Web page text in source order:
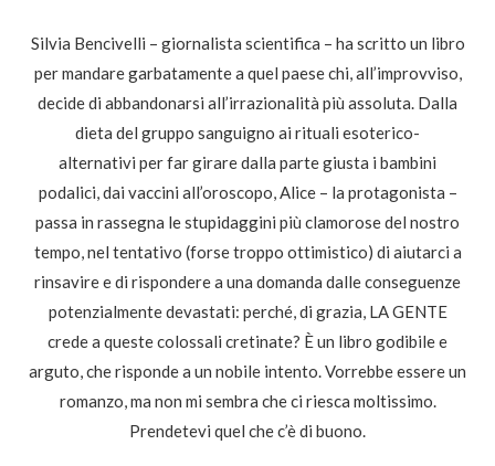
Silvia Bencivelli – giornalista scientifica – ha scritto un libro
per mandare garbatamente a quel paese chi, all’improvviso,
decide di abbandonarsi all’irrazionalità più assoluta. Dalla
dieta del gruppo sanguigno ai rituali esoterico-
alternativi per far girare dalla parte giusta i bambini
podalici, dai vaccini all’oroscopo, Alice – la protagonista –
passa in rassegna le stupidaggini più clamorose del nostro
tempo, nel tentativo (forse troppo ottimistico) di aiutarci a
rinsavire e di rispondere a una domanda dalle conseguenze
potenzialmente devastati: perché, di grazia, LA GENTE
crede a queste colossali cretinate? È un libro godibile e
arguto, che risponde a un nobile intento. Vorrebbe essere un
romanzo, ma non mi sembra che ci riesca moltissimo.
Prendetevi quel che c’è di buono.